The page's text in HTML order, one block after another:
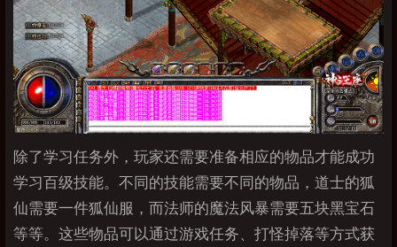
除了学习任务外，玩家还需要准备相应的物品才能成功
学习百级技能。不同的技能需要不同的物品，道士的狐
仙需要一件狐仙服，而法师的魔法风暴需要五块黑宝石
等等。这些物品可以通过游戏任务、打怪掉落等方式获